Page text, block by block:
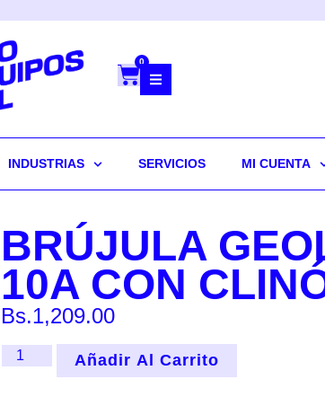
0
INDUSTRIAS SERVICIOS MI CUENTA
BRÚJULA
10A CON
Bs.1,209.00
Añadir Al Carrito